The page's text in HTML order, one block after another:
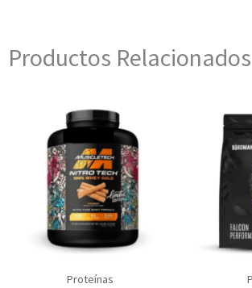
Productos Relacionados
Proteínas